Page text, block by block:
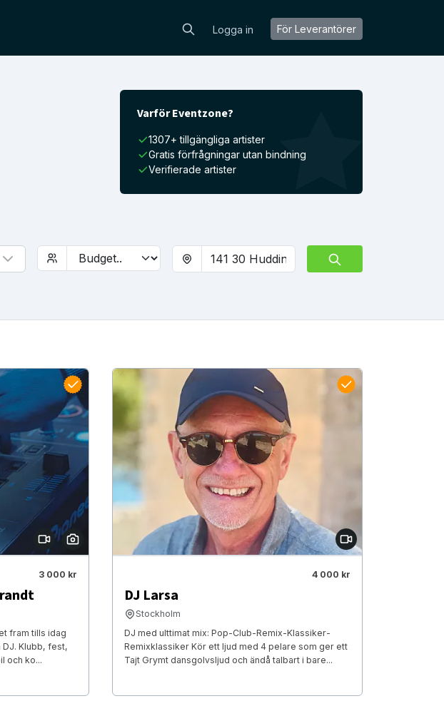
Logga in För Leverantörer
Varför Eventzone?
1307+ tillgängliga artister
Gratis förfrågningar utan bindning
Verifierade artister
3 000 kr
fram tills idag
Klubb, fest,
och ko...
4 000 kr
DJ Larsa
Stockholm
DJ med ulttimat mix: Pop-Club-Remix-Klassiker-
Remixklassiker Kör ett ljud med 4 pelare som ger ett
Tajt Grymt dansgolvsljud och ändå talbart i bare...